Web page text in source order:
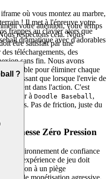
votre attention, votre temps
respectons cela. Nous
être satisfait par une
téléchargements, des
sans fin. Nous avons
comble pour éliminer chaque
que lorsque l'envie de
dans l'action. C'est
jouer à Doodle Baseball ,
Pas de friction, juste du
Zéro Pression
un environnement de confiance
expérience de jeu doit
et non à un piège
ou de monétisation agressive.
où vous montez au marbre,
! Il met à l'épreuve votre
frappes au clavier alors que
dramatique avec d'adorables
?